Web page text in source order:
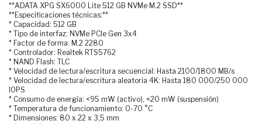
**ADATA XPG SX6000 Lite 512 GB NVMe M.2 SSD**
**Especificaciones técnicas:**
* Capacidad: 512 GB
* Tipo de interfaz: NVMe PCIe Gen 3x4
* Factor de forma: M.2 2280
* Controlador: Realtek RTS5762
* NAND Flash: TLC
* Velocidad de lectura/escritura secuencial: Hasta 2100/1800 MB/s
* Velocidad de lectura/escritura aleatoria 4K: Hasta 180 000/250 000
IOPS
* Consumo de energía: <95 mW (activo), <20 mW (suspensión)
* Temperatura de funcionamiento: 0-70 °C
* Dimensiones: 80 x 22 x 3,5 mm